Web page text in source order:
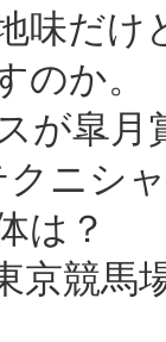
味だけ
のか。
が皐月
クニシ
は？
京競馬